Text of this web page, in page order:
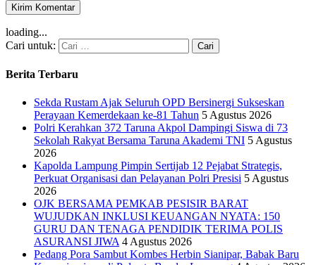
loading...
Cari untuk:
Berita Terbaru
Sekda Rustam Ajak Seluruh OPD Bersinergi Sukseskan
Perayaan Kemerdekaan ke-81 Tahun 5 Agustus 2026
Polri Kerahkan 372 Taruna Akpol Dampingi Siswa di 73
Sekolah Rakyat Bersama Taruna Akademi TNI 5 Agustus
2026
Kapolda Lampung Pimpin Sertijab 12 Pejabat Strategis,
Perkuat Organisasi dan Pelayanan Polri Presisi 5 Agustus
2026
OJK BERSAMA PEMKAB PESISIR BARAT
WUJUDKAN INKLUSI KEUANGAN NYATA: 150
GURU DAN TENAGA PENDIDIK TERIMA POLIS
ASURANSI JIWA 4 Agustus 2026
Pedang Pora Sambut Kombes Herbin Sianipar, Babak Baru